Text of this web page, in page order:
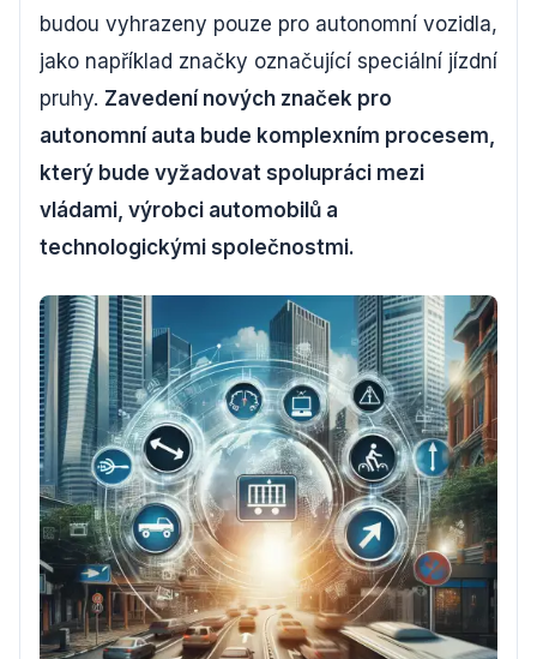
budou vyhrazeny pouze pro autonomní vozidla,
jako například značky označující speciální jízdní
pruhy. Zavedení nových značek pro
autonomní auta bude komplexním procesem,
který bude vyžadovat spolupráci mezi
vládami, výrobci automobilů a
technologickými společnostmi.